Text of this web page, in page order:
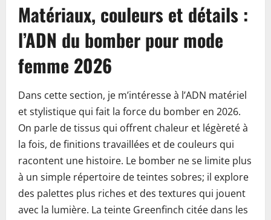
Matériaux, couleurs et détails :
l’ADN du bomber pour mode
femme 2026
Dans cette section, je m’intéresse à l’ADN matériel
et stylistique qui fait la force du bomber en 2026.
On parle de tissus qui offrent chaleur et légèreté à
la fois, de finitions travaillées et de couleurs qui
racontent une histoire. Le bomber ne se limite plus
à un simple répertoire de teintes sobres; il explore
des palettes plus riches et des textures qui jouent
avec la lumière. La teinte Greenfinch citée dans les